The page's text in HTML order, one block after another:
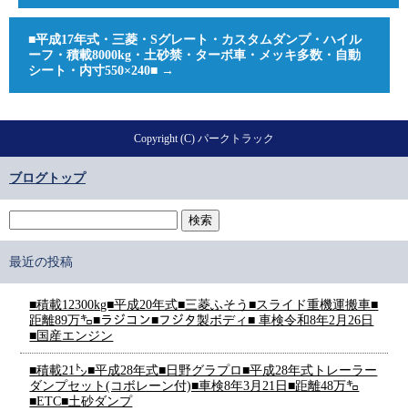
■平成17年式・三菱・Sグレート・カスタムダンプ・ハイル
ーフ・積載8000kg・土砂禁・ターボ車・メッキ多数・自動
シート・内寸550×240■ →
Copyright (C) パークトラック
ブログトップ
最近の投稿
■積載12300kg■平成20年式■三菱ふそう■スライド重機運搬車■
距離89万㌔■ラジコン■フジタ製ボディ■ 車検令和8年2月26日
■国産エンジン
■積載21㌧■平成28年式■日野グラプロ■平成28年式トレーラー
ダンプセット(コボレーン付)■車検8年3月21日■距離48万㌔
■ETC■土砂ダンプ